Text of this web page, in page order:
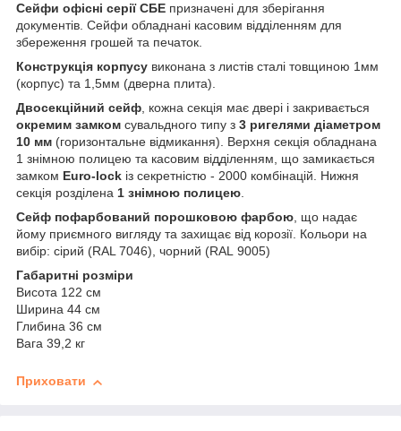
Сейфи офісні серії СБЕ призначені для зберігання
документів. Сейфи обладнані касовим відділенням для
збереження грошей та печаток.
Конструкція корпусу виконана з листів сталі товщиною 1мм
(корпус) та 1,5мм (дверна плита).
Двосекційний сейф, кожна секція має двері і закривається
окремим замком сувальдного типу з 3 ригелями діаметром
10 мм (горизонтальне відмикання). Верхня секція обладнана
1 знімною полицею та касовим відділенням, що замикається
замком Euro-lock із секретністю - 2000 комбінацій. Нижня
секція розділена 1 знімною полицею.
Сейф пофарбований порошковою фарбою, що надає
йому приємного вигляду та захищає від корозії. Кольори на
вибір: сірий (RAL 7046), чорний (RAL 9005)
Габаритні розміри
Висота 122 см
Ширина 44 см
Глибина 36 см
Вага 39,2 кг
Приховати